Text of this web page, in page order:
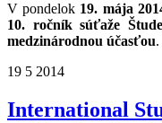
V pondelok 19. mája
10. ročník súťaže
medzinárodnou účasťou.
19 5 2014
International